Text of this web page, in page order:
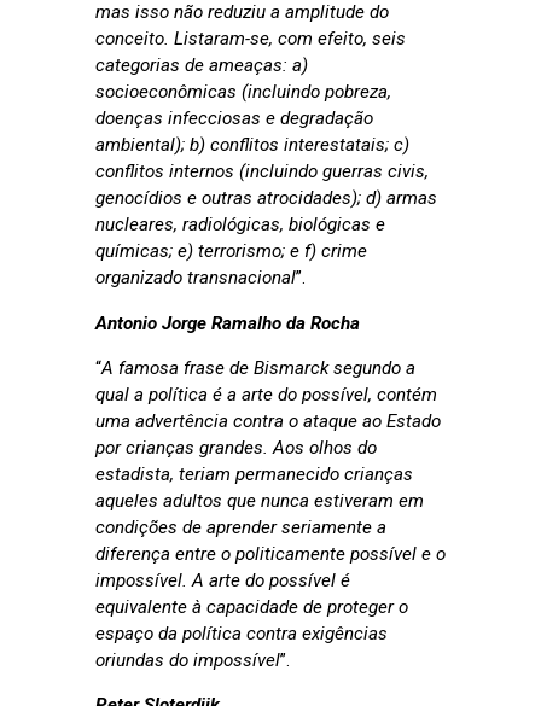
mas isso não reduziu a amplitude do
conceito. Listaram-se, com efeito, seis
categorias de ameaças: a)
socioeconômicas (incluindo pobreza,
doenças infecciosas e degradação
ambiental); b) conflitos interestatais; c)
conflitos internos (incluindo guerras civis,
genocídios e outras atrocidades); d) armas
nucleares, radiológicas, biológicas e
químicas; e) terrorismo; e f) crime
organizado transnacional”.
Antonio Jorge Ramalho da Rocha
“A famosa frase de Bismarck segundo a
qual a política é a arte do possível, contém
uma advertência contra o ataque ao Estado
por crianças grandes. Aos olhos do
estadista, teriam permanecido crianças
aqueles adultos que nunca estiveram em
condições de aprender seriamente a
diferença entre o politicamente possível e o
impossível. A arte do possível é
equivalente à capacidade de proteger o
espaço da política contra exigências
oriundas do impossível”.